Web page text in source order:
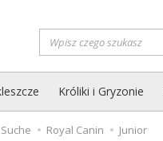
Króliki i Gryzonie
Royal Canin Junior